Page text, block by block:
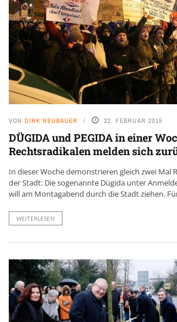
VON DIRK NEUBAUER 22. FEBRUAR 2015
DÜGIDA und PEGIDA in einer
Rechtsradikalen melden sich
In dieser Woche demonstrieren gleich zwei Mal
der Stadt: Die sogenannte Dügida unter
will am Montagabend durch die Stadt ziehen.
WEITERLESEN